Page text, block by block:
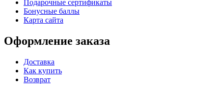
Подарочные сертификаты
Бонусные баллы
Карта сайта
Оформление заказа
Доставка
Как купить
Возврат